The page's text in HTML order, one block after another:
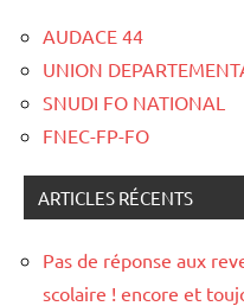
AUDACE 44
UNION
SNUDI FO NATIONAL
FNEC-FP-FO
ARTICLES RÉCENTS
Pas de réponse aux
scolaire ! encore et